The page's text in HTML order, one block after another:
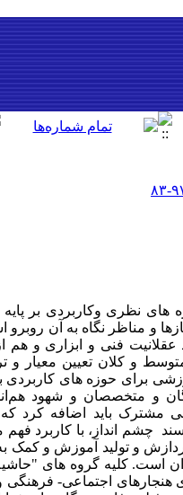
نظری وکاربردی بر
و مناظر نگاه به آن
فنی و ابزاری و هم
و کلان‌ تعیین ‌معیار
برای حوزه های کاربردی
و متخصصان‌ و شهود
مشترک باید اضافه‌ کرد
انداز، با کاربرد فهم
پردازش‌ و تولید آموزش و
است‌. کلیه گروه های
هنجارهای‌ اجتماعی‌-